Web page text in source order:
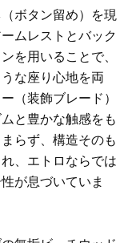
ボタン留め）を現
ムレストとバック
を用いることで、
な座り心地を両
（装飾ブレード）
と豊かな触感をも
らず、構造そのも
、エトロならでは
が息づいていま